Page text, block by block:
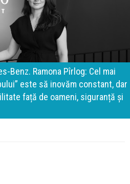
Ramona Pîrlog: Cel mai
este să inovăm constant, dar
față de oameni, siguranță și